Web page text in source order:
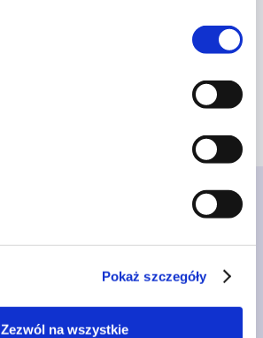
Pokaż szczegóły
Zezwól na wszystkie
działaniu